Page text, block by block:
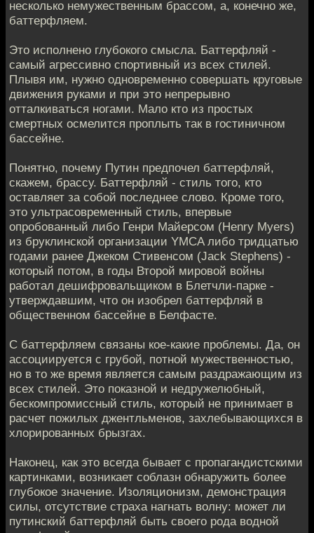
несколько немужественным брассом, а, конечно же,
баттерфляем.
Это исполнено глубокого смысла. Баттерфляй -
самый агрессивно спортивный из всех стилей.
Плывя им, нужно одновременно совершать круговые
движения руками и при это непрерывно
отталкиваться ногами. Мало кто из простых
смертных осмелится проплыть так в гостиничном
бассейне.
Понятно, почему Путин предпочел баттерфляй,
скажем, брассу. Баттерфляй - стиль того, кто
оставляет за собой последнее слово. Кроме того,
это ультрасовременный стиль, впервые
опробованный либо Генри Майерсом (Henry Myers)
из бруклинской организации YMCA либо тридцатью
годами ранее Джеком Стивенсом (Jack Stephens) -
который потом, в годы Второй мировой войны
работал дешифровальщиком в Блетчли-парке -
утверждавшим, что он изобрел баттерфляй в
общественном бассейне в Белфасте.
С баттерфляем связаны кое-какие проблемы. Да, он
ассоциируется с грубой, потной мужественностью,
но в то же время является самым раздражающим из
всех стилей. Это показной и недружелюбный,
бескомпромиссный стиль, который не принимает в
расчет пожилых джентльменов, захлебывающихся в
хлорированных брызгах.
Наконец, как это всегда бывает с пропагандистскими
картинками, возникает соблазн обнаружить более
глубокое значение. Изоляционизм, демонстрация
силы, отсутствие страха нагнать волну: может ли
путинский баттерфляй быть своего рода водной